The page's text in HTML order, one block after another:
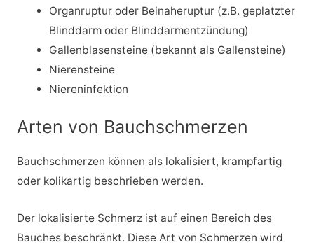
Organruptur oder Beinaheruptur (z.B. geplatzter
Blinddarm oder Blinddarmentzündung)
Gallenblasensteine (bekannt als Gallensteine)
Nierensteine
Niereninfektion
Arten von Bauchschmerzen
Bauchschmerzen können als lokalisiert, krampfartig
oder kolikartig beschrieben werden.
Der lokalisierte Schmerz ist auf einen Bereich des
Bauches beschränkt. Diese Art von Schmerzen wird